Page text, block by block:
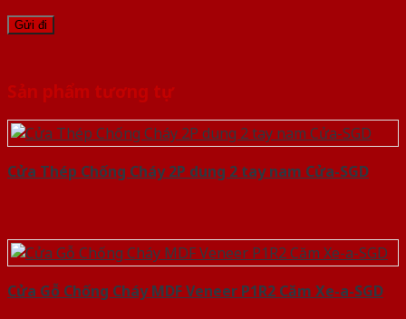
Sản phẩm tương tự
Cửa Thép Chống Cháy 2P dung 2 tay nam Cửa-SGD
Cửa Gỗ Chống Cháy MDF Veneer P1R2 Căm Xe-a-SGD